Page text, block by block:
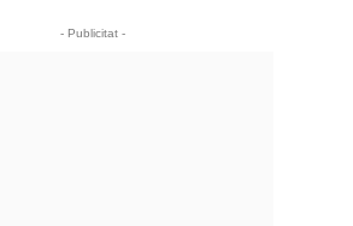
- Publicitat -